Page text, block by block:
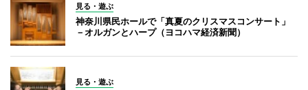
見る・遊ぶ
神奈川県民ホールで「真夏のクリスマスコンサート」
－オルガンとハープ（ヨコハマ経済新聞）
見る・遊ぶ